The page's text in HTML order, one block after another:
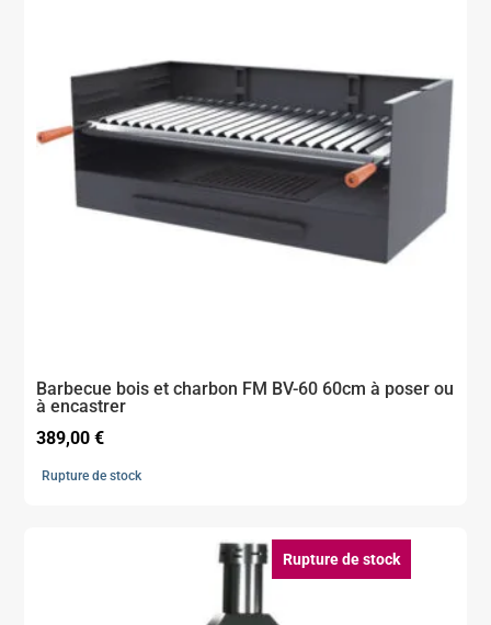
Barbecue bois et charbon FM BV-60 60cm à poser ou
à encastrer
389,00€
Rupture de stock
Rupture de stock